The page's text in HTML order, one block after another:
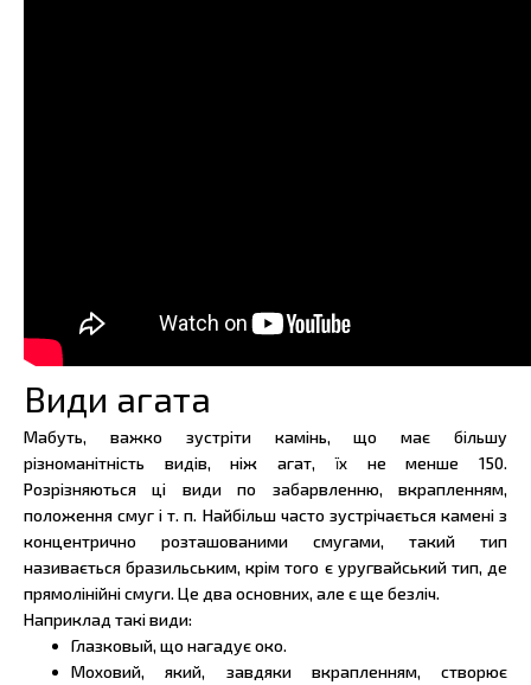
Види агата
Мабуть, важко зустріти камінь, що має більшу
різноманітність видів, ніж агат, їх не менше 150.
Розрізняються ці види по забарвленню, вкрапленням,
положення смуг і т. п. Найбільш часто зустрічається камені з
концентрично розташованими смугами, такий тип
називається бразильським, крім того є уругвайський тип, де
прямолінійні смуги. Це два основних, але є ще безліч.
Наприклад такі види:
Глазковый, що нагадує око.
Моховий, який, завдяки вкрапленням, створює